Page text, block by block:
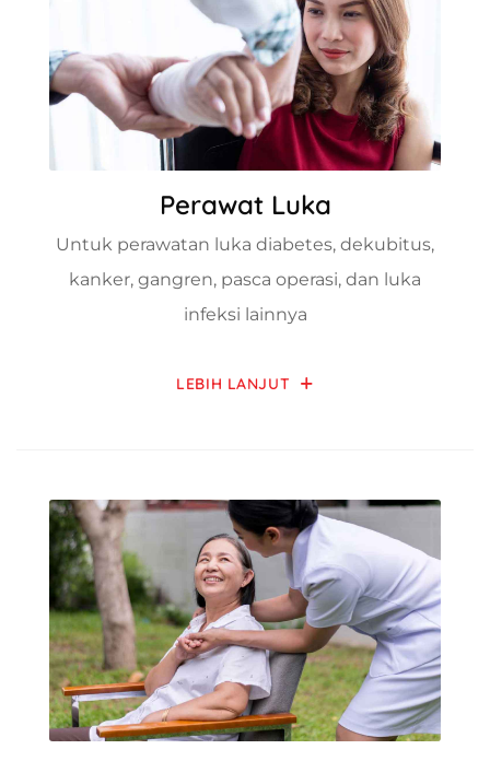
Perawat Luka
Untuk perawatan luka diabetes, dekubitus,
kanker, gangren, pasca operasi, dan luka
infeksi lainnya
LEBIH LANJUT